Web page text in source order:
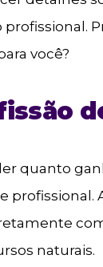
você?
quanto
profissional.
naturais.